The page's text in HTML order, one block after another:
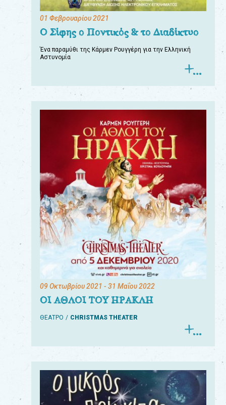
01 Φεβρουαρίου 2021
Ο Σίφης ο Ποντικός & το Διαδίκτυο
Ένα παραμύθι της Κάρμεν Ρουγγέρη για την Ελληνική
Αστυνομία
09 Οκτωβρίου 2021 - 31 Μαΐου 2022
ΟΙ ΑΘΛΟΙ ΤΟΥ ΗΡΑΚΛΗ
ΘΕΑΤΡΟ CHRISTMAS THEATER